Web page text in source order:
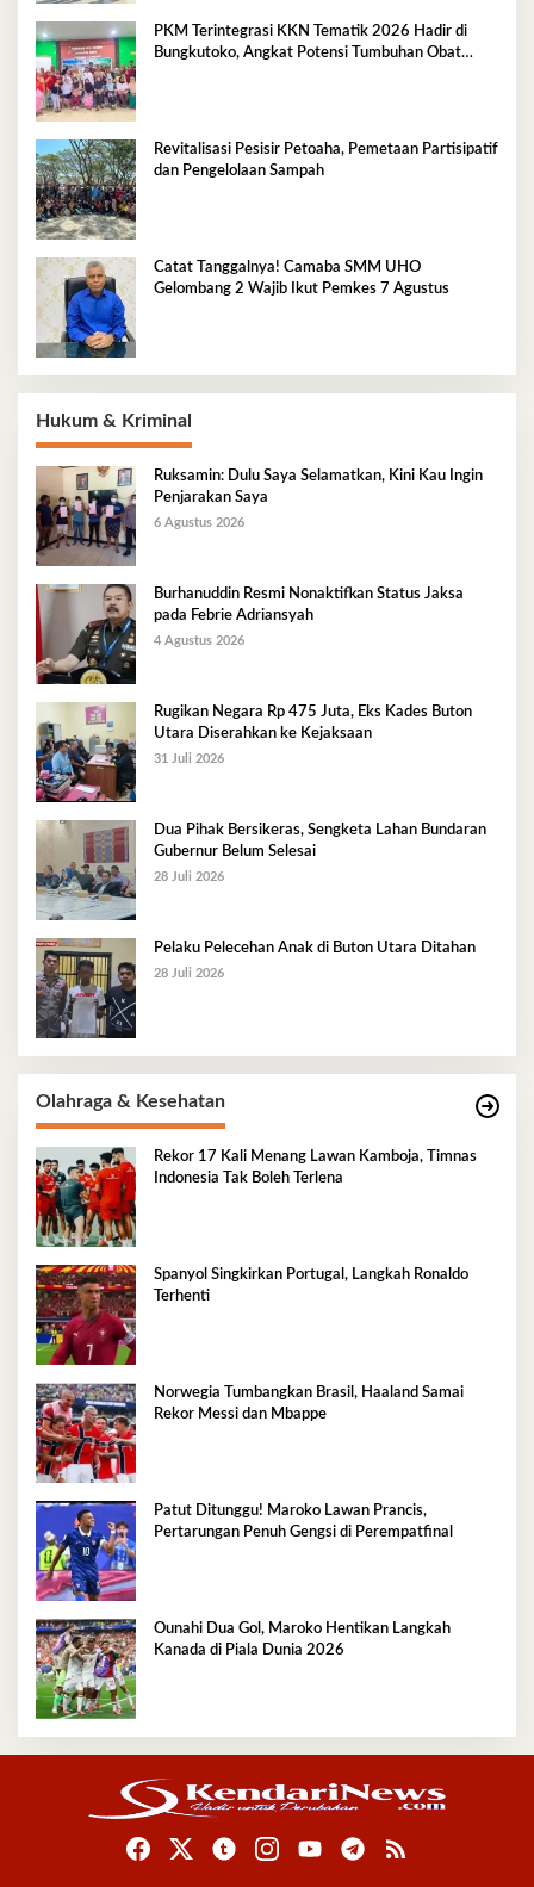
PKM Terintegrasi KKN Tematik 2026 Hadir di
Bungkutoko, Angkat Potensi Tumbuhan Obat
Revitalisasi Pesisir Petoaha, Pemetaan Partisipatif
dan Pengelolaan Sampah
Catat Tanggalnya! Camaba SMM UHO
Gelombang 2 Wajib Ikut Pemkes 7 Agustus
Hukum & Kriminal
Ruksamin: Dulu Saya Selamatkan, Kini Kau Ingin
Penjarakan Saya
6 Agustus 2026
Burhanuddin Resmi Nonaktifkan Status Jaksa
pada Febrie Adriansyah
4 Agustus 2026
Rugikan Negara Rp 475 Juta, Eks Kades Buton
Utara Diserahkan ke Kejaksaan
31 Juli 2026
Dua Pihak Bersikeras, Sengketa Lahan Bundaran
Gubernur Belum Selesai
28 Juli 2026
Pelaku Pelecehan Anak di Buton Utara Ditahan
28 Juli 2026
Olahraga & Kesehatan
Rekor 17 Kali Menang Lawan Kamboja, Timnas
Indonesia Tak Boleh Terlena
Spanyol Singkirkan Portugal, Langkah Ronaldo
Terhenti
Norwegia Tumbangkan Brasil, Haaland Samai
Rekor Messi dan Mbappe
Patut Ditunggu! Maroko Lawan Prancis,
Pertarungan Penuh Gengsi di Perempatfinal
Ounahi Dua Gol, Maroko Hentikan Langkah
Kanada di Piala Dunia 2026